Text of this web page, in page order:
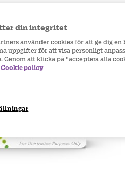
din integritet
använder cookies för att ge dig
uppgifter för att visa personligt
Genom att klicka på "acceptera alla
Cookie policy